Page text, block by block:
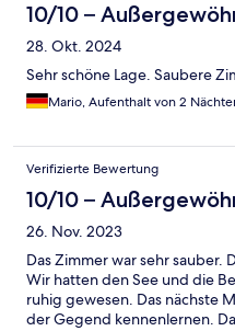
10/10 –
28. Okt. 2024
Sehr schöne Lage. Saubere
Mario, Aufenthalt von 2
Verifizierte Bewertung
10/10 –
26. Nov. 2023
Das Zimmer war sehr sauber.
Wir hatten den See und die
ruhig gewesen. Das nächste
der Gegend kennenlernen.